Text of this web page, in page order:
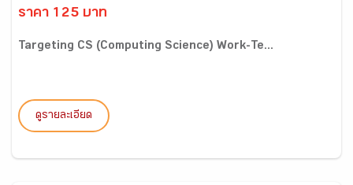
ราคา 125 บาท
Targeting CS (Computing Science) Work-Te...
ดูรายละเอียด